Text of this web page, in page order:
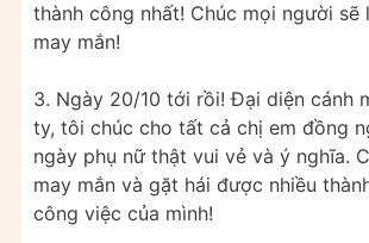
thành công nhất! Chúc mọi người sẽ
may mắn!
3. Ngày 20/10 tới rồi! Đại diện cánh
ty, tôi chúc cho tất cả chị em đồng
ngày phụ nữ thật vui vẻ và ý nghĩa.
may mắn và gặt hái được nhiều
công việc của mình!